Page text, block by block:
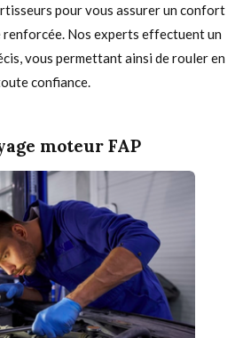
pour vous assurer un confort
Nos experts effectuent un
vous permettant ainsi de rouler en
confiance.
moteur FAP